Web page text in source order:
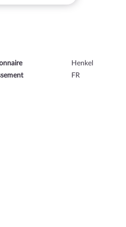
Henkel
FR